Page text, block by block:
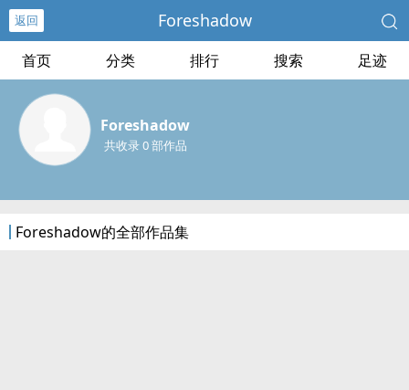
返回 Foreshadow
首页 分类 排行 搜索 足迹
Foreshadow
共收录 0 部作品
Foreshadow的全部作品集